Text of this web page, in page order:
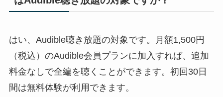
はい、Audible聴き放題の対象です。月額1,500円
（税込）のAudible会員プランに加入すれば、追加
料金なしで全編を聴くことができます。初回30日
間は無料体験が利用できます。